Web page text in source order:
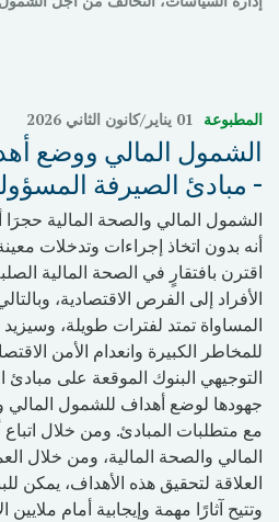
المطبوعة 01 يناير/كانون الثاني 2026
الشمول المالي ووضع
- مبادئ الصيرفة المسؤولة
الشمول المالي والصحة المالية حجرَا
أنه بدون اتخاذ إجراءات وتدخلات معينة،
اقترن بافتقارٍ في الصحة المالية
الأفراد إلى الفرص الاقتصادية،
المساواة تمتد لفترات طويلة،
للمخاطر الكبيرة وانعدام الأمن
التوجيهي البنوك الموقعة على مبادئ
جهودها لوضع أهداف للشمول المالي
مع متطلبات المبادئ. ومن خلال
المالي والصحة المالية، ومن خلال
العلاقة لتحقيق هذه الأهداف، يمكن
وتتيح آثارًا مهمة وإيجابية أمام